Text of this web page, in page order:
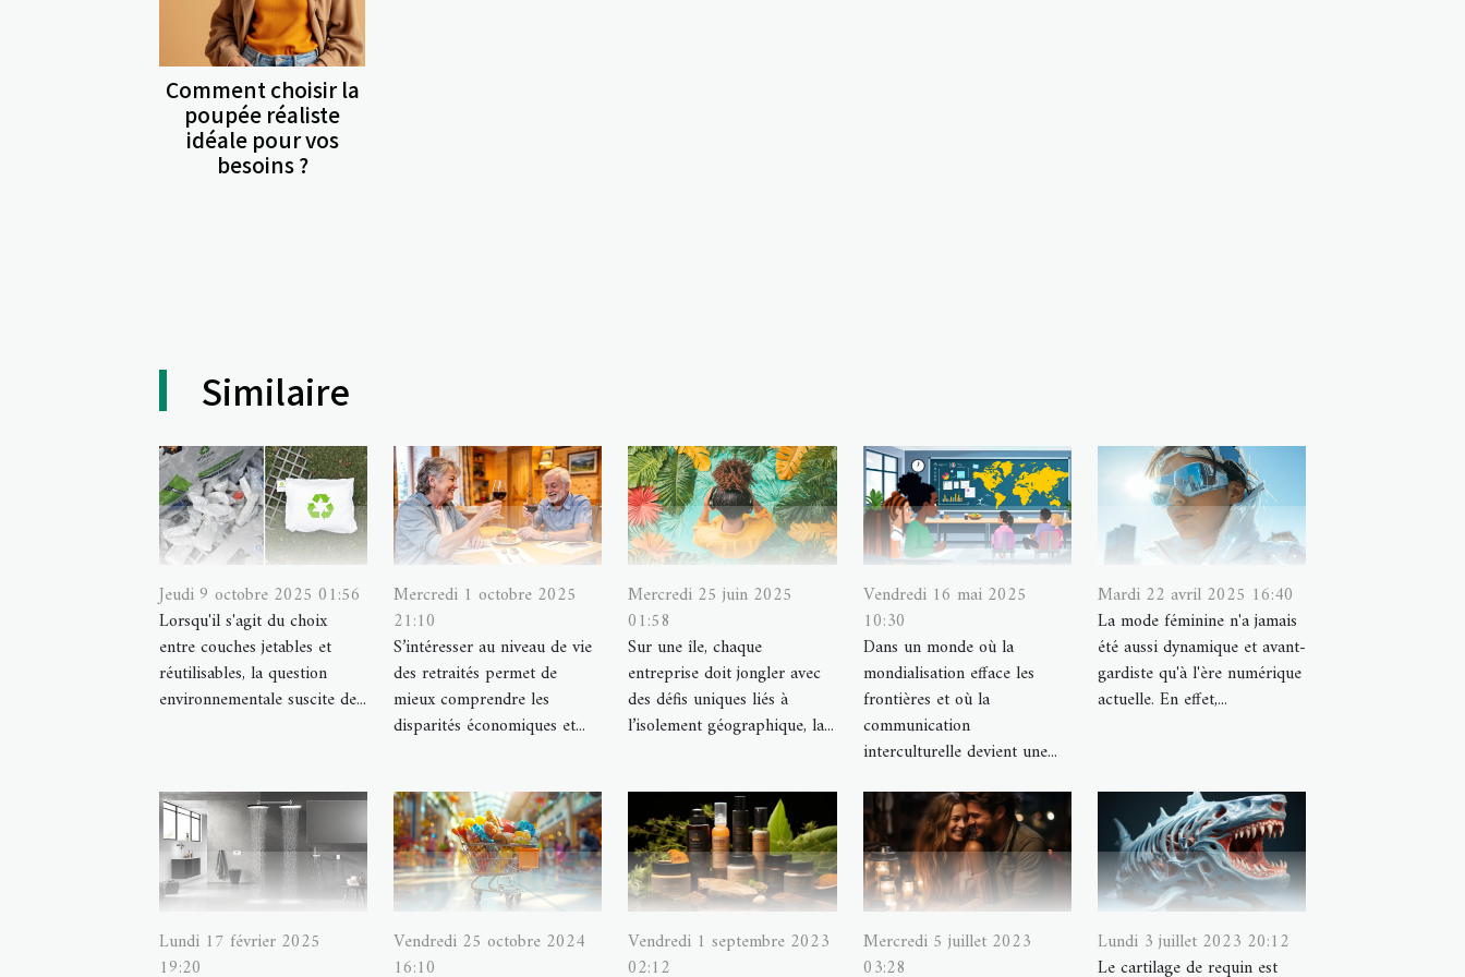
Comment choisir la
poupée réaliste
idéale pour vos
besoins ?
Similaire
Jeudi 9 octobre 2025 01:56
Lorsqu'il s'agit du choix
entre couches jetables et
réutilisables, la question
environnementale suscite de...
Mercredi 1 octobre 2025
21:10
S’intéresser au niveau de vie
des retraités permet de
mieux comprendre les
disparités économiques et...
Mercredi 25 juin 2025
01:58
Sur une île, chaque
entreprise doit jongler avec
des défis uniques liés à
l’isolement géographique, la...
Vendredi 16 mai 2025
10:30
Dans un monde où la
mondialisation efface les
frontières et où la
communication
interculturelle devient une...
Mardi 22 avril 2025 16:40
La mode féminine n'a jamais
été aussi dynamique et avant-
gardiste qu'à l'ère numérique
actuelle. En effet,...
Lundi 17 février 2025
19:20
Vendredi 25 octobre 2024
16:10
Vendredi 1 septembre 2023
02:12
Mercredi 5 juillet 2023
03:28
Lundi 3 juillet 2023 20:12
Le cartilage de requin est